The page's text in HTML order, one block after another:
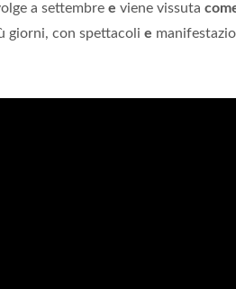
a settembre e viene vissuta
giorni, con spettacoli e